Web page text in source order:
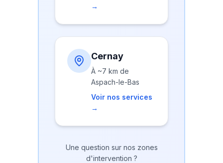
→
Cernay
À ~7 km de
Aspach-le-Bas
Voir nos services
→
Une question sur nos zones
d'intervention ?